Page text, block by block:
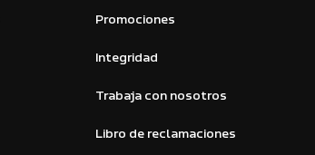
Promociones
Integridad
Trabaja con nosotros
Libro de reclamaciones